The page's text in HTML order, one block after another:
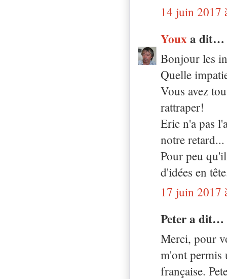
14 juin 2017
Youx a dit…
Bonjour les
Quelle
Vous avez
rattraper!
Eric n'a pas
notre retard...
Pour peu
d'idées en
17 juin 2017
Peter a dit…
Merci, pour
m'ont permis
française.